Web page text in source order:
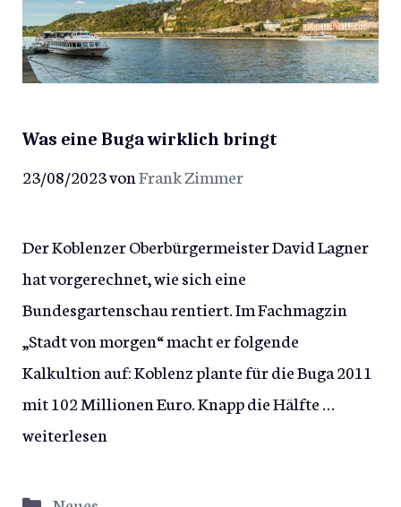
Was eine Buga wirklich bringt
23/08/2023vonFrank Zimmer
Der Koblenzer Oberbürgermeister David Lagner
hat vorgerechnet, wie sich eine
Bundesgartenschau rentiert. Im Fachmagzin
„Stadt von morgen“ macht er folgende
Kalkultion auf: Koblenz plante für die Buga 2011
mit 102 Millionen Euro. Knapp die Hälfte …
weiterlesen
Kategorien